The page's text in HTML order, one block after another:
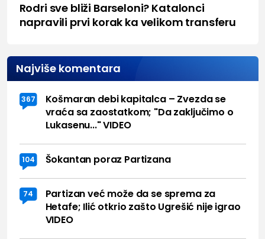
Rodri sve bliži Barseloni? Katalonci
napravili prvi korak ka velikom transferu
Najviše komentara
367
Košmaran debi kapitalca – Zvezda se
vraća sa zaostatkom; "Da zaključimo o
Lukasenu..." VIDEO
104 Šokantan poraz Partizana
74
Partizan već može da se sprema za
Hetafe; Ilić otkrio zašto Ugrešić nije igrao
VIDEO